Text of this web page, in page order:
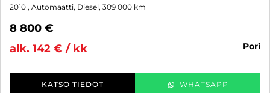
2010 , Automaatti, Diesel, 309 000 km
8 800 €
alk. 142 € / kk
pori
KATSO TIEDOT WHATSAPP